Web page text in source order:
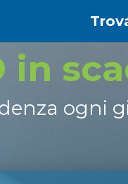
ogni